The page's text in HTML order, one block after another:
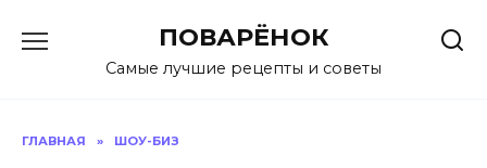
содержанию
ПОВАРЁНОК
Самые лучшие рецепты и советы
ГЛАВНАЯ » ШОУ-БИЗ